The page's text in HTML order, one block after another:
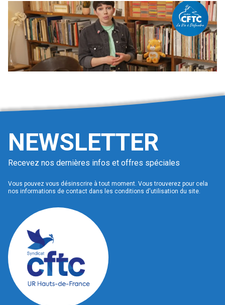
NEWSLETTER
Recevez nos dernières infos et offres spéciales
Vous pouvez vous désinscrire à tout moment. Vous trouverez pour cela
nos informations de contact dans les conditions d'utilisation du site.